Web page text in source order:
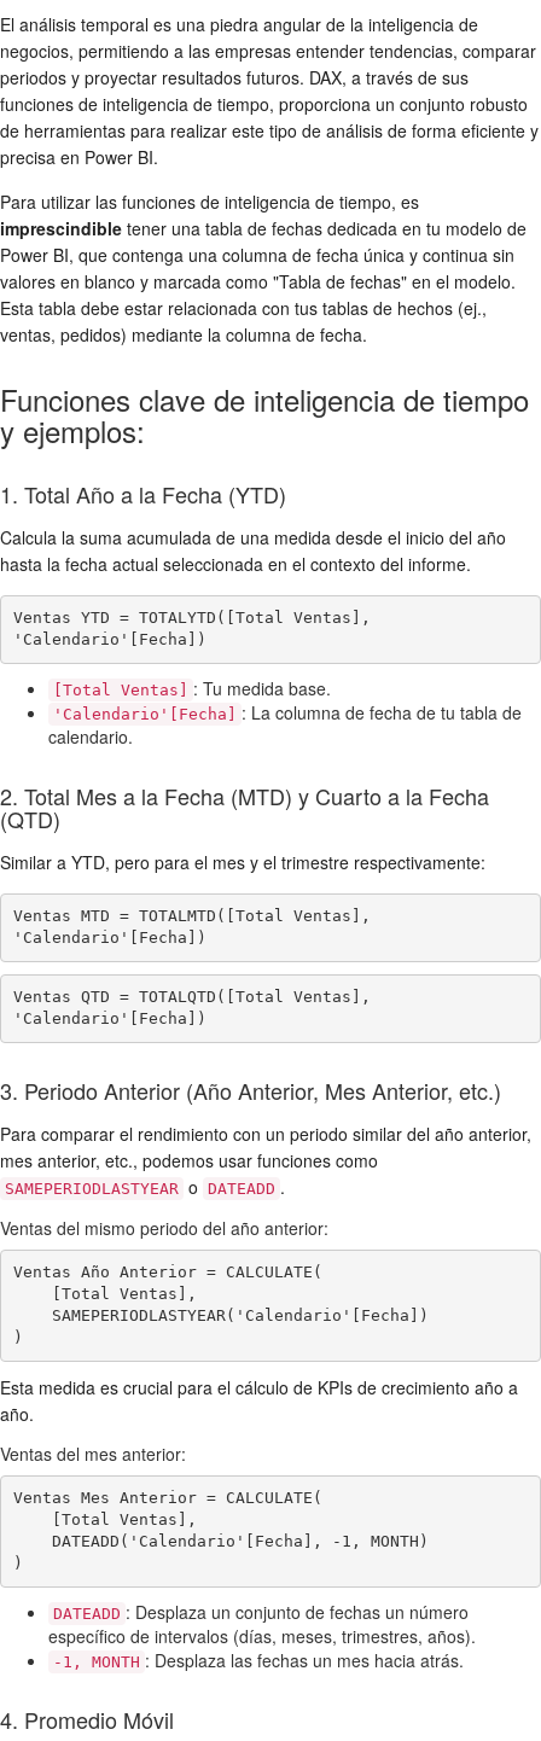
El análisis temporal es una piedra angular de la inteligencia de
negocios, permitiendo a las empresas entender tendencias, comparar
periodos y proyectar resultados futuros. DAX, a través de sus
funciones de inteligencia de tiempo, proporciona un conjunto robusto
de herramientas para realizar este tipo de análisis de forma eficiente y
precisa en Power BI.
Para utilizar las funciones de inteligencia de tiempo, es
imprescindible tener una tabla de fechas dedicada en tu modelo de
Power BI, que contenga una columna de fecha única y continua sin
valores en blanco y marcada como "Tabla de fechas" en el modelo.
Esta tabla debe estar relacionada con tus tablas de hechos (ej.,
ventas, pedidos) mediante la columna de fecha.
Funciones clave de inteligencia de tiempo
y ejemplos:
1. Total Año a la Fecha (YTD)
Calcula la suma acumulada de una medida desde el inicio del año
hasta la fecha actual seleccionada en el contexto del informe.
Ventas YTD = TOTALYTD([Total Ventas],
'Calendario'[Fecha])
[Total Ventas] : Tu medida base.
'Calendario'[Fecha]
: La columna de fecha de tu tabla de
calendario.
2. Total Mes a la Fecha (MTD) y Cuarto a la Fecha
(QTD)
Similar a YTD, pero para el mes y el trimestre respectivamente:
Ventas MTD = TOTALMTD([Total Ventas],
'Calendario'[Fecha])
Ventas QTD = TOTALQTD([Total Ventas],
'Calendario'[Fecha])
3. Periodo Anterior (Año Anterior, Mes Anterior, etc.)
Para comparar el rendimiento con un periodo similar del año anterior,
mes anterior, etc., podemos usar funciones como
SAMEPERIODLASTYEAR o DATEADD .
Ventas del mismo periodo del año anterior:
Ventas Año Anterior = CALCULATE(
)
Esta medida es crucial para el cálculo de KPIs de crecimiento año a
año.
Ventas del mes anterior:
Ventas Mes Anterior = CALCULATE(
)
DATEADD : Desplaza un conjunto de fechas un número
específico de intervalos (días, meses, trimestres, años).
-1, MONTH : Desplaza las fechas un mes hacia atrás.
4. Promedio Móvil